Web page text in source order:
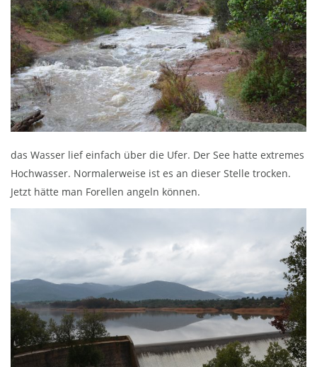
das Wasser lief einfach über die Ufer. Der See hatte extremes
Hochwasser. Normalerweise ist es an dieser Stelle trocken.
Jetzt hätte man Forellen angeln können.